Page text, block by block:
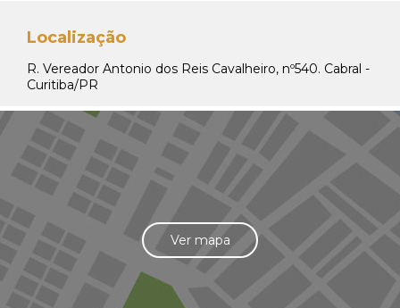
Localização
R. Vereador Antonio dos Reis Cavalheiro, nº540. Cabral -
Curitiba/PR
Ver mapa